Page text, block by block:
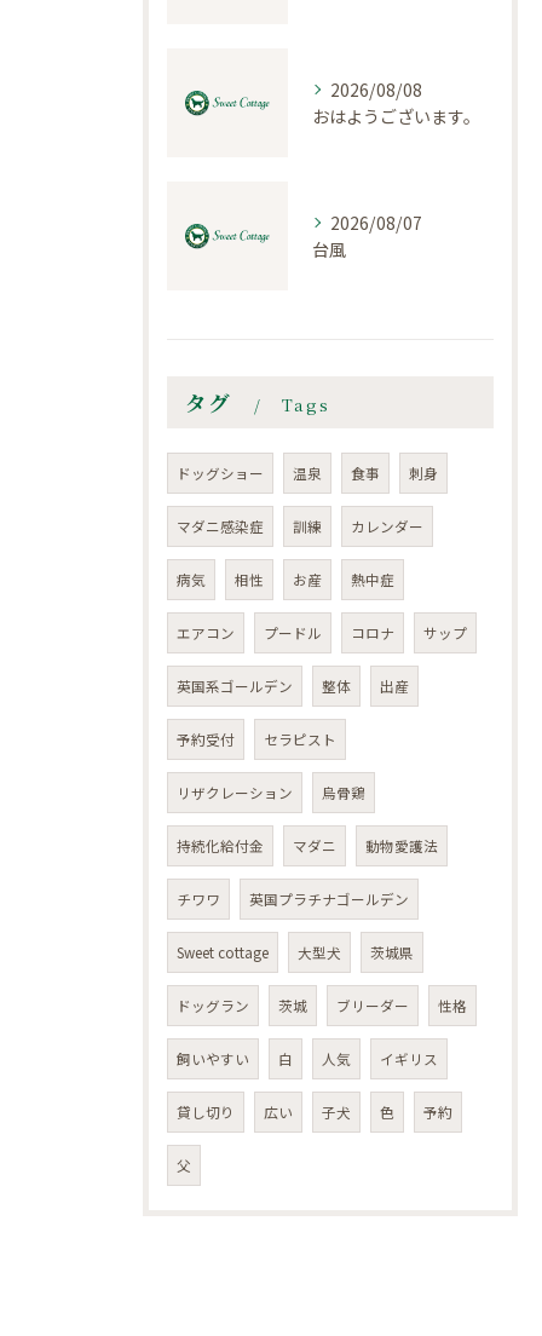
2026/08/08
おはようございます。
2026/08/07
台風
タグ Tags
ドッグショー 温泉 食事 刺身
マダニ感染症 訓練 カレンダー
病気 相性 お産 熱中症
エアコン プードル コロナ サップ
英国系ゴールデン 整体 出産
予約受付 セラピスト
リザクレーション 烏骨鶏
持続化給付金 マダニ 動物愛護法
チワワ 英国プラチナゴールデン
Sweet cottage 大型犬 茨城県
ドッグラン 茨城 ブリーダー 性格
飼いやすい 白 人気 イギリス
貸し切り 広い 子犬 色 予約
父